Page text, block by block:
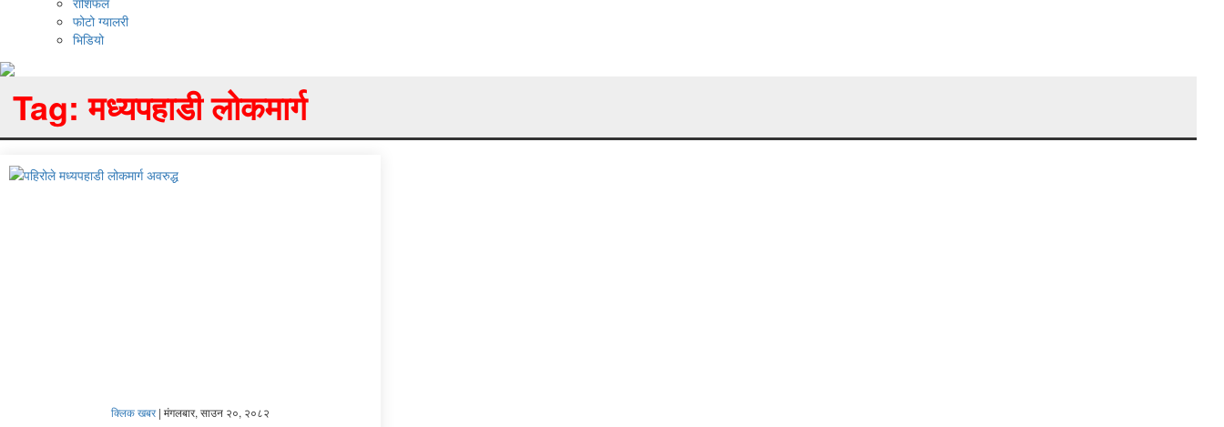
फोटो ग्यालरी
भिडियो
Tag:मध्यपहाडी लोकमार्ग
क्लिक खबर| मंगलबार, साउन २०, २०८२